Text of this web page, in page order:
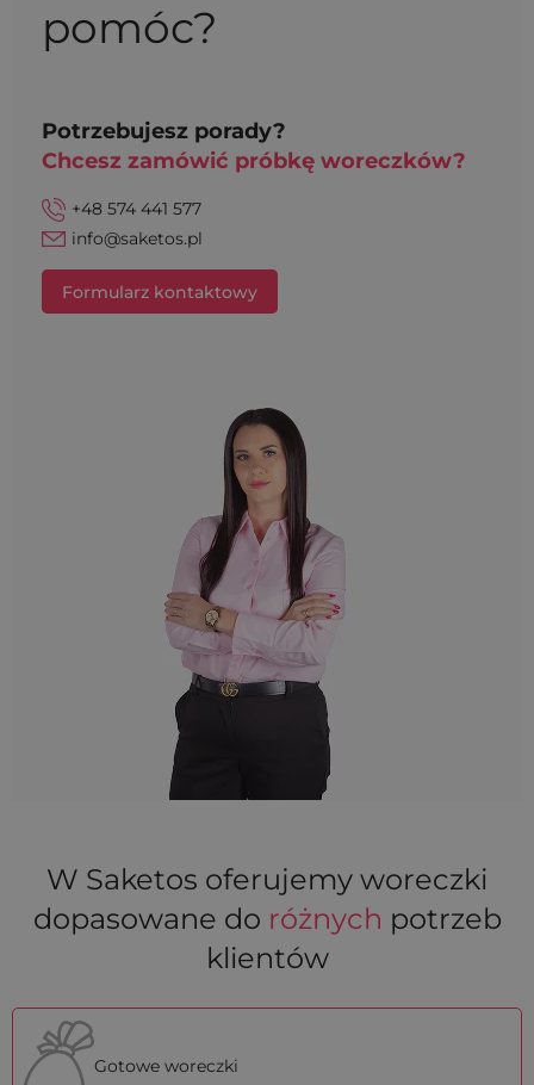
pomóc?
Potrzebujesz porady?
Chcesz zamówić próbkę woreczków?
+48 574 441 577
info@saketos.pl
Formularz kontaktowy
W Saketos oferujemy woreczki
dopasowane do różnych potrzeb
klientów
Gotowe woreczki